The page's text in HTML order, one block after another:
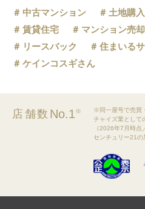
中古マンション
土地購入
賃貸住宅
マンション売
リースバック
住まいる
ケインコスギさん
店舗数 No.1※
※同一屋号で売買
チャイズ業として
（2026年7月時点
センチュリー21の